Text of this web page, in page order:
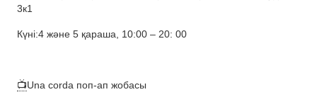
3к1
Күні:4 және 5 қараша, 10:00 – 20: 00
📺Una corda поп-ап жобасы